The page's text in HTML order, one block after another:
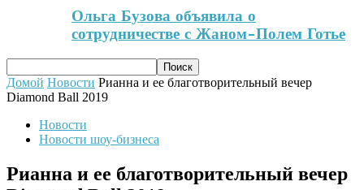
Ольга Бузова объявила о
сотрудничестве с Жаном-Полем Готье
Домой Новости Рианна и ее благотворительный вечер
Diamond Ball 2019
Новости
Новости шоу-бизнеса
Рианна и ее благотворительный вечер